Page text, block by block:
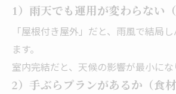
1）雨天でも運用が変わらない（
「屋根付き屋外」だと、雨風で結局
ます。
室内完結だと、天候の影響が最小にな
2）手ぶらプランがあるか（食